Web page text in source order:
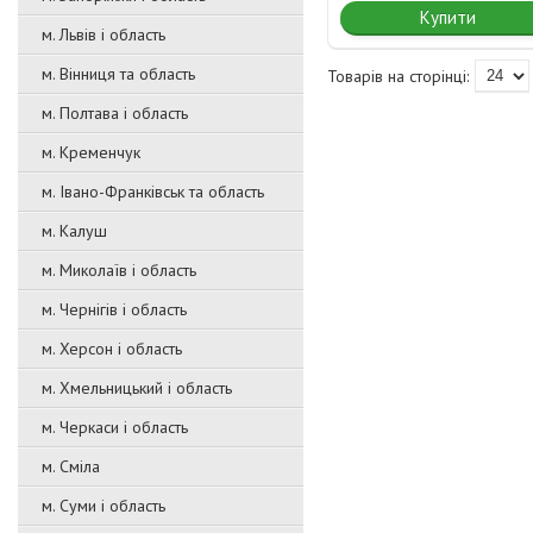
м. Львів і область
м. Вінниця та область
м. Полтава і область
м. Кременчук
м. Івано-Франківськ та область
м. Калуш
м. Миколаїв і область
м. Чернігів і область
м. Херсон і область
м. Хмельницький і область
м. Черкаси і область
м. Сміла
м. Суми і область
Купити